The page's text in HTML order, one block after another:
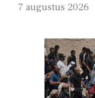
7 augustus 2026